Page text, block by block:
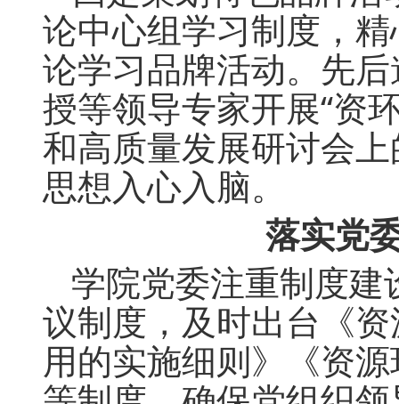
论中心组学习制度，精
论学习品牌活动。先
授等领导专家开展“资
和高质量发展研讨会
思想入心入脑。
落实党
学院党委注重制度
议制度，及时出台《
用的实施细则》《资